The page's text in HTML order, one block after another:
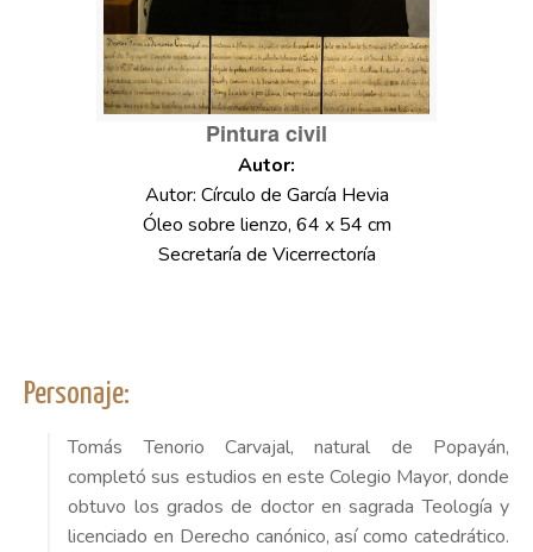
Pintura civil
Autor: Círculo de García Hevia
Óleo sobre lienzo, 64 x 54 cm
Secretaría de Vicerrectoría
Personaje:
Tomás Tenorio Carvajal, natural de Popayán,
completó sus estudios en este Colegio Mayor, donde
obtuvo los grados de doctor en sagrada Teología y
licenciado en Derecho canónico, así como catedrático.